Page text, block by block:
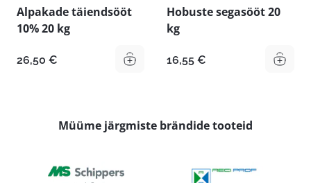
Alpakade täiendsööt
10% 20 kg
26,50 €
Hobuste segasööt 20
kg
16,55 €
Müüme järgmiste brändide tooteid